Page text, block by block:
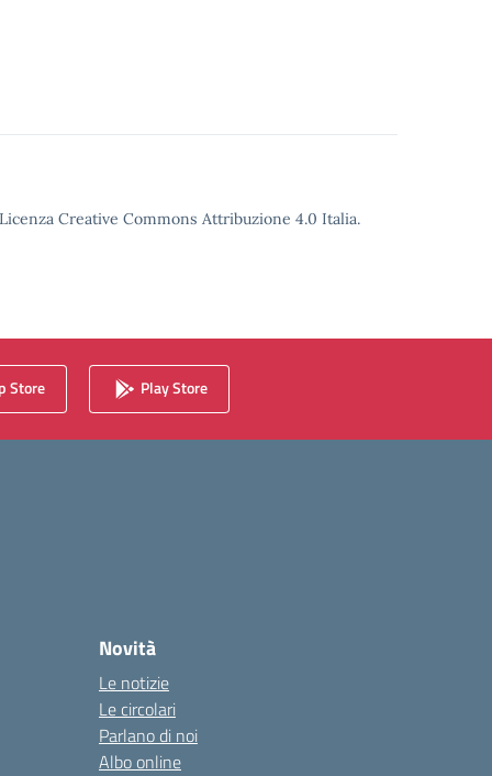
Creative Commons Attribuzione 4.0 Italia.
Store Play Store
Novità
Le notizie
Le circolari
Parlano di noi
Albo online